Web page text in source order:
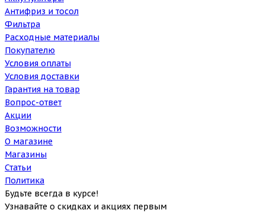
Антифриз и тосол
Фильтра
Расходные материалы
Покупателю
Условия оплаты
Условия доставки
Гарантия на товар
Вопрос-ответ
Акции
Возможности
О магазине
Магазины
Статьи
Политика
Будьте всегда в курсе!
Узнавайте о скидках и акциях первым